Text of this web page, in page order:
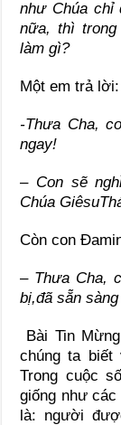
như Chúa chỉ
nữa, thì
làm gì?
Một em trả lời:
-Thưa Cha,
ngay!
– Con sẽ
Chúa
Còn con
– Thưa Cha,
bị,đã sẵn
Bài Tin
chúng ta
Trong cuộc
giống như
là: người